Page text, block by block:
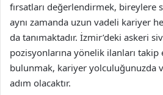
fırsatları değerlendirmek, bireylere
aynı zamanda uzun vadeli kariyer
da tanımaktadır. İzmir’deki askeri
pozisyonlarına yönelik ilanları
bulunmak, kariyer yolculuğunuzda
adım olacaktır.